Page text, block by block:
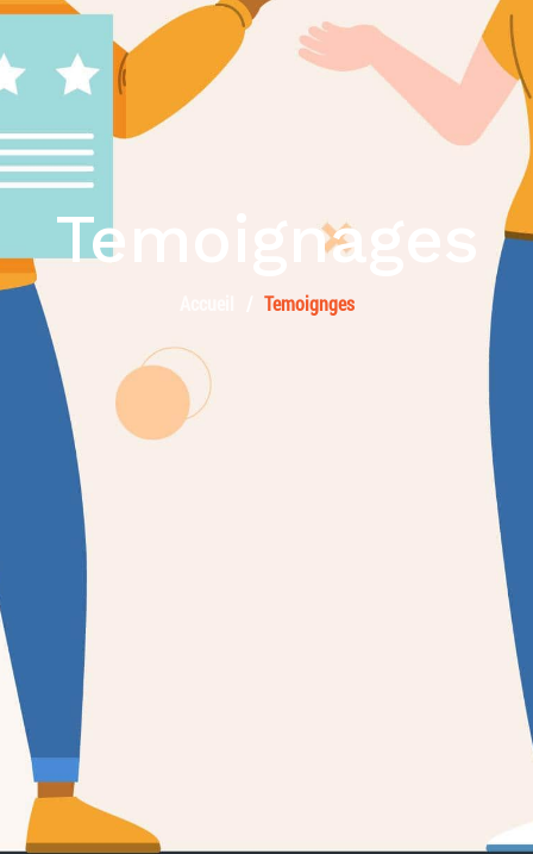
Temoignages
Temoignges